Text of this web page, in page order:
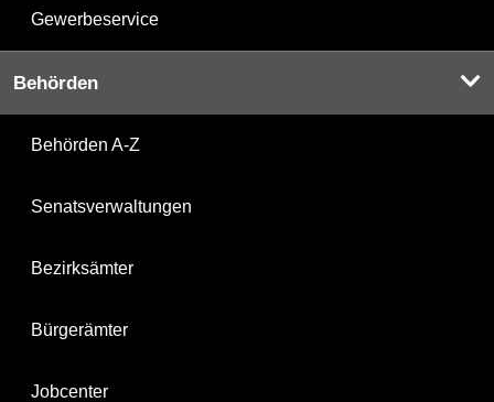
Gewerbeservice
Behörden
Behörden A-Z
Senatsverwaltungen
Bezirksämter
Bürgerämter
Jobcenter